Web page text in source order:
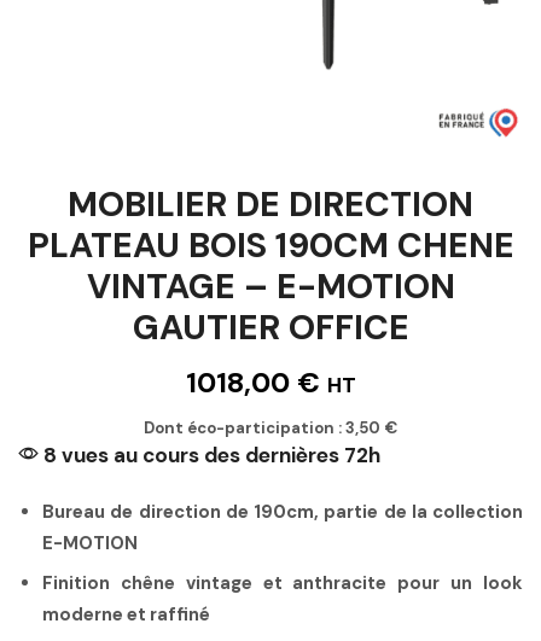
MOBILIER DE DIRECTION
PLATEAU BOIS 190CM CHENE
VINTAGE – E-MOTION
GAUTIER OFFICE
1018,00 € HT
Dont éco-participation :3,50 €
8 vues au cours des dernières 72h
Bureau de direction de 190cm, partie de la collection
E-MOTION
Finition chêne vintage et anthracite pour un look
moderne et raffiné